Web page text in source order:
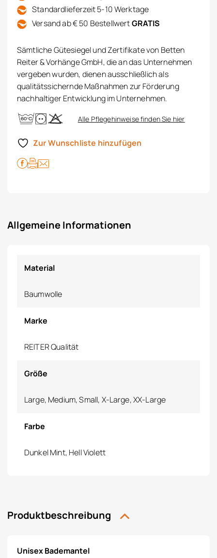
Standardlieferzeit 5-10 Werktage
Versand ab € 50 BestellwertGRATIS
Sämtliche Gütesiegel und Zertifikate von Betten
Reiter & Vorhänge GmbH, die an das Unternehmen
vergeben wurden, dienen ausschließlich als
qualitätssichernde Maßnahmen zur Förderung
nachhaltiger Entwicklung im Unternehmen.
Alle Pflegehinweise finden Sie hier
Zur Wunschliste hinzufügen
Allgemeine Informationen
Material
Baumwolle
Marke
REITER Qualität
Größe
Large, Medium, Small, X-Large, XX-Large
Farbe
Dunkel Mint, Hell Violett
Produktbeschreibung
Unisex Bademantel